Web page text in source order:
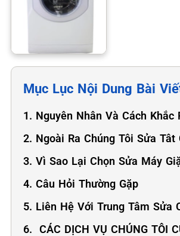
Mục Lục Nội Dung Bài
1. Nguyên Nhân Và Cách
2. Ngoài Ra Chúng Tôi Sửa
3. Vì Sao Lại Chọn Sửa Máy
4. Câu Hỏi Thường Gặp
5. Liên Hệ Với Trung Tâm Sửa
6. ️ CÁC DỊCH VỤ CHÚNG TÔI